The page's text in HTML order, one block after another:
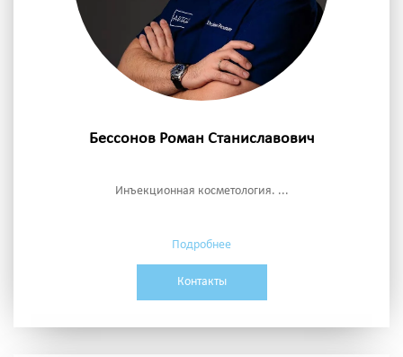
Бессонов Роман Станиславович
Инъекционная косметология. ...
Подробнее
Контакты